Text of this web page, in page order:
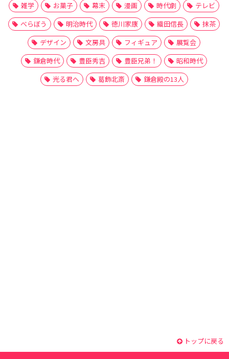
雑学
お菓子 幕末 漫画 時代劇
テレビ
べらぼう
明治時代 徳川家康 織田信長
抹茶
デザイン
文房具 フィギュア
展覧会
鎌倉時代
豊臣秀吉 豊臣兄弟！
昭和時代
光る君へ
葛飾北斎 鎌倉殿の13人
トップに戻る